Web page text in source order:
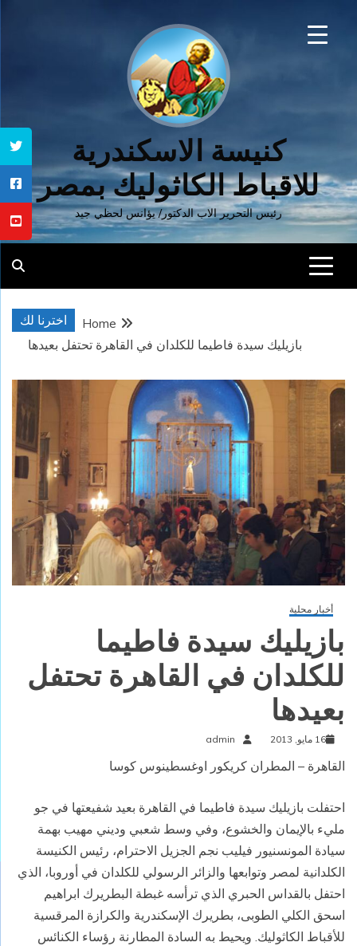
كنيسة الاسكندرية
للاقباط الكاثوليك بمصر
رئيس التحرير الاب الدكتور/ يؤانس لحظي جيد
اخترنا لك
Home
بازيليك سيدة فاطيما للكلدان في القاهرة تحتفل بعيدها
أخبار محلية
بازيليك سيدة فاطيما
للكلدان في القاهرة تحتفل
بعيدها
16 مايو, 2013 admin
القاهرة – المطران كريكور اوغسطينوس كوسا
احتفلت بازيليك سيدة فاطيما في القاهرة بعيد شفيعتها في جو
مليء بالإيمان والخشوع، وفي وسط شعبي وديني مهيب بهمة
سيادة المونسنيور فيليب نجم الجزيل الاحترام، رئيس الكنيسة
الكلدانية لمصر وتوابعها والزائر الرسولي للكلدان في أوروبا، الذي
احتفل بالقداس الحبري الذي ترأسه غبطة البطريرك ابراهيم
اسحق الكلي الطوبى، بطريرك الإسكندرية والكرازة المرقسية
للأقباط الكاثوليك. ويحيط به السادة المطارنة رؤساء الكنائس